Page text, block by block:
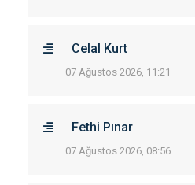
Celal Kurt
07 Ağustos 2026, 11:21
Fethi Pınar
07 Ağustos 2026, 08:56